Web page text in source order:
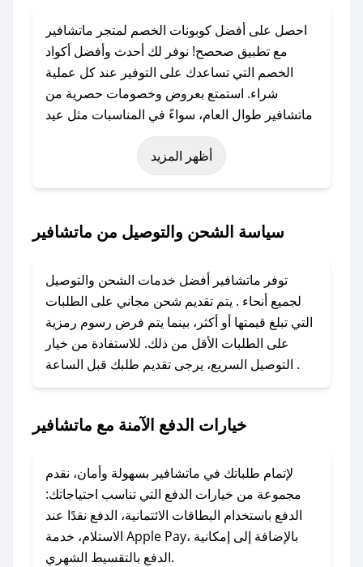
احصل على أفضل كوبونات الخصم لمتجر ماتشافير
مع تطبيق صحصح! نوفر لك أحدث وأفضل أكواد
الخصم التي تساعدك على التوفير عند كل عملية
شراء. استمتع بعروض وخصومات حصرية من
ماتشافير طوال العام، سواءً في المناسبات مثل عيد
الفطر، عيد الأضحى، الجمعة البيضاء (شهر نوفمبر)،
رمضان، اليوم الوطني، يوم التأسيس، أو حتى عروض
باستخدام تطبيق صحصح، يمكنك العثور بسهولة على
تواصل معنا عبر تويتر أو البريد الإلكتروني لإضافته
بسرعة.
### كيفية استخدام كود خصم ماتشافير؟
1. انسخ كود الخصم من تطبيق صحصح.
2. الصقه في خانة الدفع عند التسوق من ماتشافير.
### ماذا أفعل إذا لم يعمل كود الخصم؟
الرسائل الخاصة على تويتر أو البريد الإلكتروني،
وسنقوم بحل المشكلة في أسرع وقت ممكن.
### ماذا أفعل إذا لم أجد كود خصم لمتجري
المفضل؟
أظهر المزيد
سياسة الشحن والتوصيل من ماتشافير
توفر ماتشافير أفضل خدمات الشحن والتوصيل
لجميع أنحاء . يتم تقديم شحن مجاني على الطلبات
التي تبلغ قيمتها أو أكثر، بينما يتم فرض رسوم رمزية
على الطلبات الأقل من ذلك. للاستفادة من خيار
التوصيل السريع، يرجى تقديم طلبك قبل الساعة .
خيارات الدفع الآمنة مع ماتشافير
لإتمام طلباتك في ماتشافير بسهولة وأمان، نقدم
مجموعة من خيارات الدفع التي تناسب احتياجاتك:
الدفع باستخدام البطاقات الائتمانية، الدفع نقدًا عند
الاستلام، خدمة Apple Pay، بالإضافة إلى إمكانية
الدفع بالتقسيط الشهري.